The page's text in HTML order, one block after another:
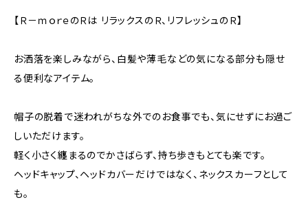
【Ｒ－ｍｏｒｅのＲは リラックスのＲ、リフレッシュのＲ】
お洒落を楽しみながら、白髪や薄毛などの気になる部分も隠せ
る便利なアイテム。
帽子の脱着で迷われがちな外でのお食事でも、気にせずにお過ご
しいただけます。
軽く小さく纏まるのでかさばらず、持ち歩きもとても楽です。
ヘッドキャップ、ヘッドカバーだけではなく、ネックスカーフとして
も。